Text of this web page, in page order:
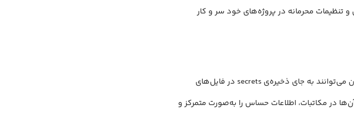
محرمانه در پروژه‌های خود سر و کار
در مکاتبات، اطلاعات حساس را به‌صورت متمرکز و